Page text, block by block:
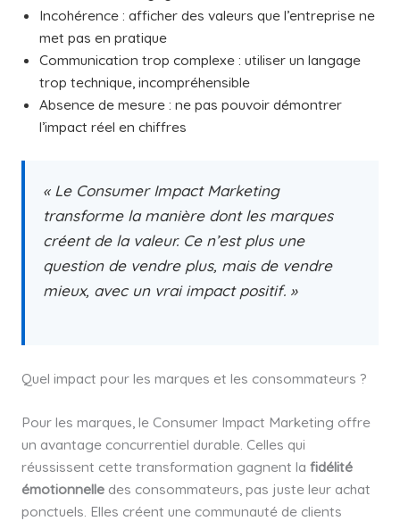
Incohérence : afficher des valeurs que l’entreprise ne
met pas en pratique
Communication trop complexe : utiliser un langage
trop technique, incompréhensible
Absence de mesure : ne pas pouvoir démontrer
l’impact réel en chiffres
« Le Consumer Impact Marketing
transforme la manière dont les marques
créent de la valeur. Ce n’est plus une
question de vendre plus, mais de vendre
mieux, avec un vrai impact positif. »
Quel impact pour les marques et les consommateurs ?
Pour les marques, le Consumer Impact Marketing offre
un avantage concurrentiel durable. Celles qui
réussissent cette transformation gagnent la fidélité
émotionnelledes consommateurs, pas juste leur achat
ponctuels. Elles créent une communauté de clients